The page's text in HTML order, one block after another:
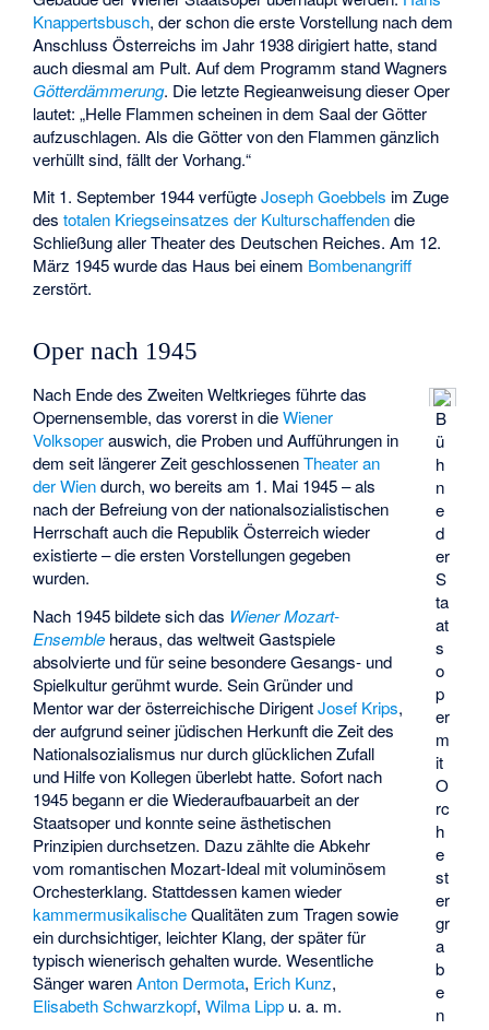
Knappertsbusch, der schon die erste Vorstellung nach dem
Anschluss Österreichs im Jahr 1938 dirigiert hatte, stand
auch diesmal am Pult. Auf dem Programm stand Wagners
Götterdämmerung. Die letzte Regieanweisung dieser Oper
lautet: „Helle Flammen scheinen in dem Saal der Götter
aufzuschlagen. Als die Götter von den Flammen gänzlich
verhüllt sind, fällt der Vorhang.“
Mit 1. September 1944 verfügteJoseph Goebbels im Zuge
destotalen Kriegseinsatzes der Kulturschaffendendie
Schließung aller Theater des Deutschen Reiches. Am 12.
März 1945 wurde das Haus bei einem Bombenangriff
zerstört.
Oper nach 1945
B
ü
h
n
e
d
er
S
ta
at
s
o
p
er
m
it
O
rc
h
e
st
er
gr
a
b
e
n
Nach Ende des Zweiten Weltkrieges führte das
Opernensemble, das vorerst in dieWiener
Volksoperauswich, die Proben und Aufführungen in
dem seit längerer Zeit geschlossenenTheater an
der Wiendurch, wo bereits am 1. Mai 1945 – als
nach der Befreiung von der nationalsozialistischen
Herrschaft auch die Republik Österreich wieder
existierte – die ersten Vorstellungen gegeben
wurden.
Nach 1945 bildete sich das Wiener Mozart-
Ensemble heraus, das weltweit Gastspiele
absolvierte und für seine besondere Gesangs- und
Spielkultur gerühmt wurde. Sein Gründer und
Mentor war der österreichische DirigentJosef Krips,
der aufgrund seiner jüdischen Herkunft die Zeit des
Nationalsozialismus nur durch glücklichen Zufall
und Hilfe von Kollegen überlebt hatte. Sofort nach
1945 begann er die Wiederaufbauarbeit an der
Staatsoper und konnte seine ästhetischen
Prinzipien durchsetzen. Dazu zählte die Abkehr
vom romantischen Mozart-Ideal mit voluminösem
Orchesterklang. Stattdessen kamen wieder
kammermusikalischeQualitäten zum Tragen sowie
ein durchsichtiger, leichter Klang, der später für
typisch wienerisch gehalten wurde. Wesentliche
Sänger warenAnton Dermota, Erich Kunz,
Elisabeth Schwarzkopf,Wilma Lipp u. a. m.